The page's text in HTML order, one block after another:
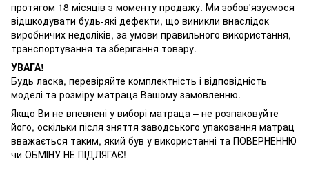
протягом 18 місяців з моменту продажу. Ми зобов'язуємося
відшкодувати будь-які дефекти, що виникли внаслідок
виробничих недоліків, за умови правильного використання,
транспортування та зберігання товару.
УВАГА!
Будь ласка, перевіряйте комплектність і відповідність
моделі та розміру матраца Вашому замовленню.
Якщо Ви не впевнені у виборі матраца – не розпаковуйте
його, оскільки після зняття заводського упаковання матрац
вважається таким, який був у використанні та ПОВЕРНЕННЮ
чи ОБМІНУ НЕ ПІДЛЯГАЄ!